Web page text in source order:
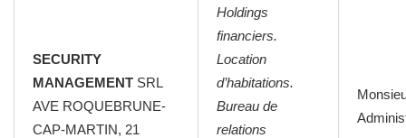
SECURITY
MANAGEMENT SRL
AVE ROQUEBRUNE-
CAP-MARTIN, 21
Holdings
financiers.
Location
d’habitations.
Bureau de
relations